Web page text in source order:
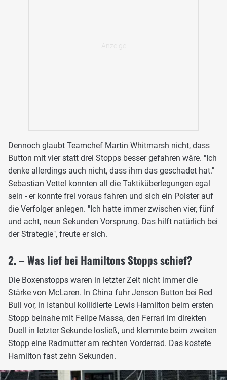
Dennoch glaubt Teamchef Martin Whitmarsh nicht, dass
Button mit vier statt drei Stopps besser gefahren wäre. "Ich
denke allerdings auch nicht, dass ihm das geschadet hat."
Sebastian Vettel konnten all die Taktiküberlegungen egal
sein - er konnte frei voraus fahren und sich ein Polster auf
die Verfolger anlegen. "Ich hatte immer zwischen vier, fünf
und acht, neun Sekunden Vorsprung. Das hilft natürlich bei
der Strategie", freute er sich.
2. – Was lief bei Hamiltons Stopps schief?
Die Boxenstopps waren in letzter Zeit nicht immer die
Stärke von McLaren. In China fuhr Jenson Button bei Red
Bull vor, in Istanbul kollidierte Lewis Hamilton beim ersten
Stopp beinahe mit Felipe Massa, den Ferrari im direkten
Duell in letzter Sekunde losließ, und klemmte beim zweiten
Stopp eine Radmutter am rechten Vorderrad. Das kostete
Hamilton fast zehn Sekunden.